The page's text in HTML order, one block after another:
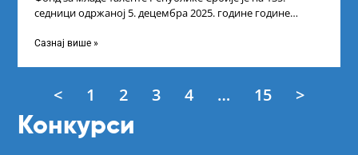
седници одржаној 5. децембра 2025. године године
Сазнај више »
< 1 2 3 4 … 15 >
Конкурси